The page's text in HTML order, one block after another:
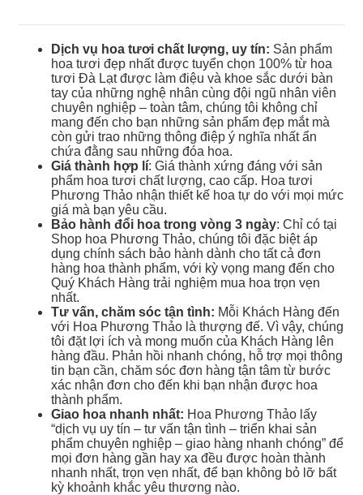
Dịch vụ hoa tươi chất lượng, uy tín: Sản phẩm
hoa tươi đẹp nhất được tuyển chọn 100% từ hoa
tươi Đà Lạt được làm điệu và khoe sắc dưới bàn
tay của những nghệ nhân cùng đội ngũ nhân viên
chuyên nghiệp – toàn tâm, chúng tôi không chỉ
mang đến cho bạn những sản phẩm đẹp mắt mà
còn gửi trao những thông điệp ý nghĩa nhất ẩn
chứa đằng sau những đóa hoa.
Giá thành hợp lí: Giá thành xứng đáng với sản
phẩm hoa tươi chất lượng, cao cấp. Hoa tươi
Phương Thảo nhận thiết kế hoa tự do với mọi mức
giá mà bạn yêu cầu.
Bảo hành đổi hoa trong vòng 3 ngày: Chỉ có tại
Shop hoa Phương Thảo, chúng tôi đặc biệt áp
dụng chính sách bảo hành dành cho tất cả đơn
hàng hoa thành phẩm, với kỳ vọng mang đến cho
Quý Khách Hàng trải nghiệm mua hoa trọn vẹn
nhất.
Tư vấn, chăm sóc tận tình: Mỗi Khách Hàng đến
với Hoa Phương Thảo là thượng đế. Vì vậy, chúng
tôi đặt lợi ích và mong muốn của Khách Hàng lên
hàng đầu. Phản hồi nhanh chóng, hỗ trợ mọi thông
tin bạn cần, chăm sóc đơn hàng tận tâm từ bước
xác nhận đơn cho đến khi bạn nhận được hoa
thành phẩm.
Giao hoa nhanh nhất: Hoa Phương Thảo lấy
“dịch vụ uy tín – tư vấn tận tình – triển khai sản
phẩm chuyên nghiệp – giao hàng nhanh chóng” để
mọi đơn hàng gần hay xa đều được hoàn thành
nhanh nhất, trọn vẹn nhất, để bạn không bỏ lỡ bất
kỳ khoảnh khắc yêu thương nào.